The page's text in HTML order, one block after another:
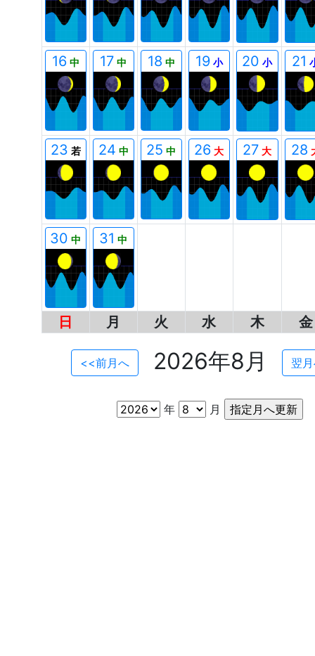
16 中 17 中 18 中 19 小 20 小 21
23 若 24 中 25 中 26 大 27 大 28
30 中 31 中
日 月 火 水 木 金
<<前月へ 2026年8月 翌
年 月